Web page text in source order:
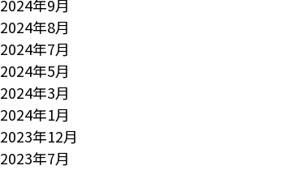
2024年9月
2024年8月
2024年7月
2024年5月
2024年3月
2024年1月
2023年12月
2023年7月